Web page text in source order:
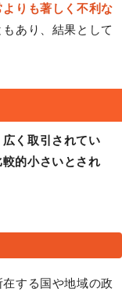
よりも著しく不利な
もあり、結果として
く取引されてい
的小さいとされ
する国や地域の政